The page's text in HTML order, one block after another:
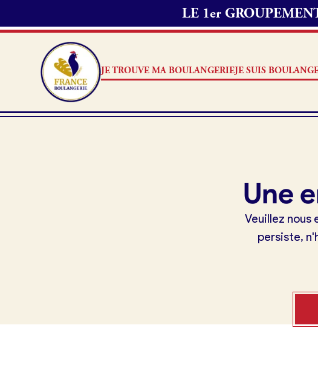
LE 1er
JE TROUVE MA BOULANGERIEJE SUIS
Je trouve ma boulangerie
Offres d’emploi
Je découvre France Boulangerie
Pourquoi adhérer à France
Je référence ma boulangerie
Je crée mon compte Connexion
Une
Veuillez nous
persiste,